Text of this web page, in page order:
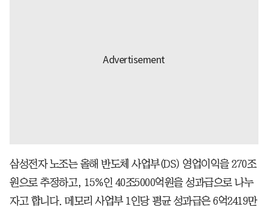
삼성전자 노조는 올해 반도체 사업부(DS) 영업이익을 270조
원으로 추정하고, 15%인 40조5000억원을 성과급으로 나누
자고 합니다. 메모리 사업부 1인당 평균 성과급은 6억2419만